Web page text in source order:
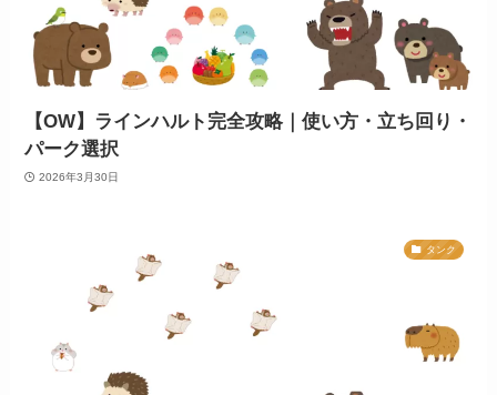
【OW】ラインハルト完全攻略｜使い方・立ち回り・
パーク選択
2026年3月30日
タンク